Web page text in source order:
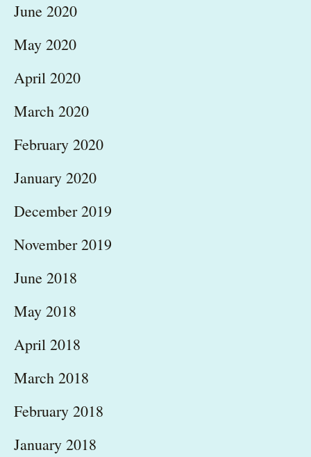
June 2020
May 2020
April 2020
March 2020
February 2020
January 2020
December 2019
November 2019
June 2018
May 2018
April 2018
March 2018
February 2018
January 2018